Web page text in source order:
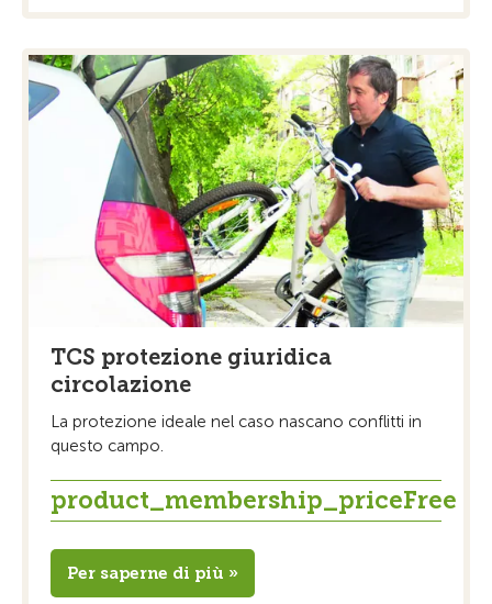
TCS protezione giuridica
circolazione
La protezione ideale nel caso nascano conflitti in
questo campo.
product_membership_priceFree
Per saperne di più »